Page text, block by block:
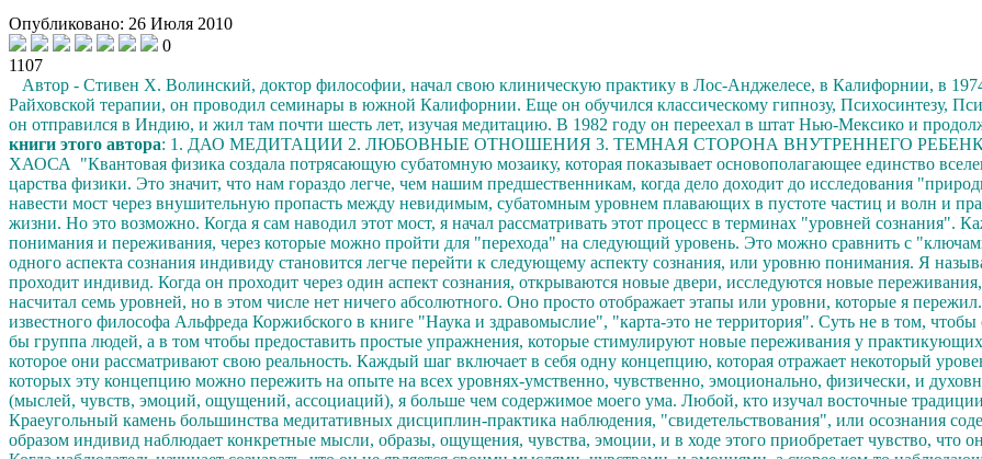
Опубликовано: 26 Июля 2010
0
1107
Автор - Стивен Х. Волинский, доктор философии, начал свою клиническую практику в Лос-Анджелесе, в Калифорнии, в 1974
Райховской терапии, он проводил семинары в южной Калифорнии. Еще он обучился классическому гипнозу, Психосинтезу,
он отправился в Индию, и жил там почти шесть лет, изучая медитацию. В 1982 году он переехал в штат Нью-Мексико и
книги этого автора: 1. ДАО МЕДИТАЦИИ 2. ЛЮБОВНЫЕ ОТНОШЕНИЯ 3. ТЕМНАЯ СТОРОНА ВНУТРЕННЕГО
ХАОСА "Квантовая физика создала потрясающую субатомную мозаику, которая показывает основополагающее единство
царства физики. Это значит, что нам гораздо легче, чем нашим предшественникам, когда дело доходит до исследования
навести мост через внушительную пропасть между невидимым, субатомным уровнем плавающих в пустоте частиц и волн и
жизни. Но это возможно. Когда я сам наводил этот мост, я начал рассматривать этот процесс в терминах "уровней сознания".
понимания и переживания, через которые можно пройти для "перехода" на следующий уровень. Это можно сравнить с
одного аспекта сознания индивиду становится легче перейти к следующему аспекту сознания, или уровню понимания. Я
проходит индивид. Когда он проходит через один аспект сознания, открываются новые двери, исследуются новые
насчитал семь уровней, но в этом числе нет ничего абсолютного. Оно просто отображает этапы или уровни, которые я
известного философа Альфреда Коржибского в книге "Наука и здравомыслие", "карта-это не территория". Суть не в том,
бы группа людей, а в том чтобы предоставить простые упражнения, которые стимулируют новые переживания у
которое они рассматривают свою реальность. Каждый шаг включает в себя одну концепцию, которая отражает некоторый
которых эту концепцию можно пережить на опыте на всех уровнях-умственно, чувственно, эмоционально, физически, и
(мыслей, чувств, эмоций, ощущений, ассоциаций), я больше чем содержимое моего ума. Любой, кто изучал восточные
Краеугольный камень большинства медитативных дисциплин-практика наблюдения, "свидетельствования", или осознания
образом индивид наблюдает конкретные мысли, образы, ощущения, чувства, эмоции, и в ходе этого приобретает чувство, что